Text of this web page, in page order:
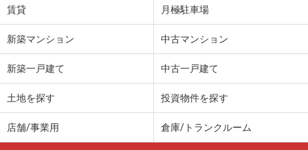
賃貸 月極駐車場
新築マンション 中古マンション
新築一戸建て 中古一戸建て
土地を探す 投資物件を探す
店舗/事業用 倉庫/トランクルーム